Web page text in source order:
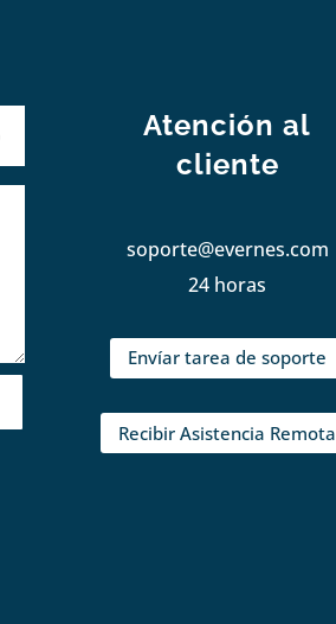
Atención al
cliente
soporte@evernes.com
24 horas
Envíar tarea de soporte
Recibir Asistencia Remota